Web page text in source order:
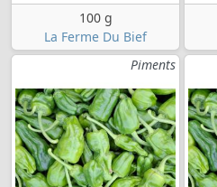
100 g
La Ferme Du Bief
Piments